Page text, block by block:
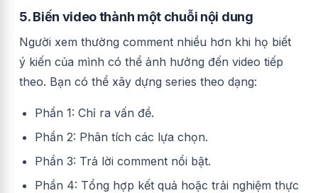
5. Biến video thành một chuỗi nội dung
Người xem thường comment nhiều hơn khi họ biết
ý kiến của mình có thể ảnh hưởng đến video tiếp
theo. Bạn có thể xây dựng series theo dạng:
Phần 1: Chỉ ra vấn đề.
Phần 2: Phân tích các lựa chọn.
Phần 3: Trả lời comment nổi bật.
Phần 4: Tổng hợp kết quả hoặc trải nghiệm thực